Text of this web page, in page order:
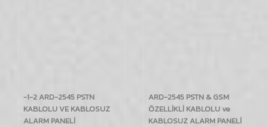
-1-2 ARD-2545 PSTN
KABLOLU VE KABLOSUZ
ALARM PANELİ
ARD-2545 PSTN & GSM
ÖZELLİKLİ KABLOLU ve
KABLOSUZ ALARM PANELİ